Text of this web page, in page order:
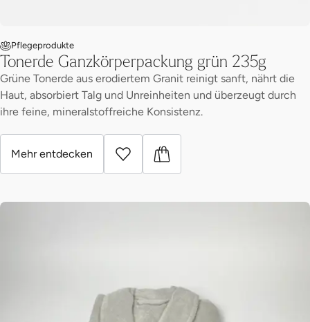
Pflegeprodukte
Tonerde Ganzkörperpackung grün 235g
Grüne Tonerde aus erodiertem Granit reinigt sanft, nährt die
Haut, absorbiert Talg und Unreinheiten und überzeugt durch
ihre feine, mineralstoffreiche Konsistenz.
Mehr entdecken